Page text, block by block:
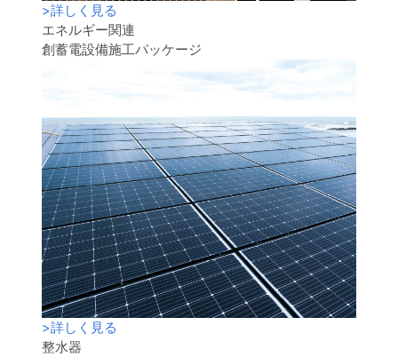
>詳しく見る
エネルギー関連
創蓄電設備施工パッケージ
>詳しく見る
整水器